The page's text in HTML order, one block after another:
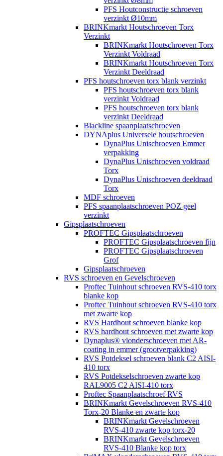
PFS Houtconstructie schroeven
verzinkt Ø10mm
BRINKmarkt Houtschroeven Torx
Verzinkt
BRINKmarkt Houtschroeven Torx
Verzinkt Voldraad
BRINKmarkt Houtschroeven Torx
Verzinkt Deeldraad
PFS houtschroeven torx blank verzinkt
PFS houtschroeven torx blank
verzinkt Voldraad
PFS houtschroeven torx blank
verzinkt Deeldraad
Blackline spaanplaatschroeven
DYNAplus Universele houtschroeven
DynaPlus Unischroeven Emmer
verpakking
DynaPlus Unischroeven voldraad
Torx
DynaPlus Unischroeven deeldraad
Torx
MDF schroeven
PFS spaanplaatschroeven POZ geel
verzinkt
Gipsplaatschroeven
PROFTEC Gipsplaatschroeven
PROFTEC Gipsplaatschroeven fijn
PROFTEC Gipsplaatschroeven
Grof
Gipsplaatschroeven
RVS schroeven en Gevelschroeven
Proftec Tuinhout schroeven RVS-410 torx
blanke kop
Proftec Tuinhout schroeven RVS-410 torx
met zwarte kop
RVS Hardhout schroeven blanke kop
RVS hardhout schroeven met zwarte kop
Dynaplus® vlonderschroeven met AR-
coating in emmer (grootverpakking)
RVS Potdeksel schroeven blank C2 AISI-
410 torx
RVS Potdekselschroeven zwarte kop
RAL9005 C2 AISI-410 torx
Proftec Spaanplaatschroef RVS
BRINKmarkt Gevelschroeven RVS-410
Torx-20 Blanke en zwarte kop
BRINKmarkt Gevelschroeven
RVS-410 zwarte kop torx-20
BRINKmarkt Gevelschroeven
RVS-410 Blanke kop torx